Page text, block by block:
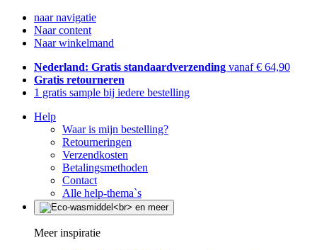
naar navigatie
Naar content
Naar winkelmand
Nederland: Gratis standaardverzending vanaf € 64,90
Gratis retourneren
1 gratis sample bij iedere bestelling
Help
Waar is mijn bestelling?
Retourneringen
Verzendkosten
Betalingsmethoden
Contact
Alle help-thema`s
Meer inspiratie